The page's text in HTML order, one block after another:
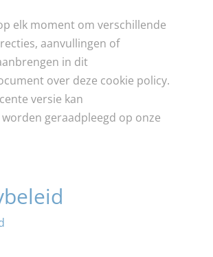
elk moment om verschillende
aanvullingen of
in dit
over deze cookie policy.
versie kan
geraadpleegd op onze